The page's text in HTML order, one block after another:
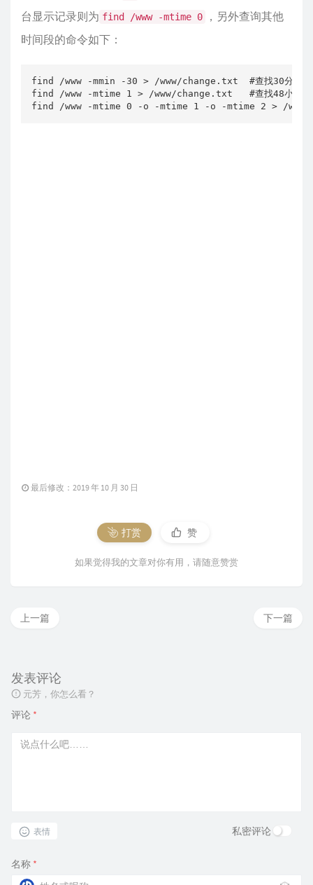
台显示记录则为 find /www -mtime 0
，另外查询其他
时间段的命令如下：
find /www -mmin -30 > /www/change.txt  #查找30分钟内最
find /www -mtime 1 > /www/change.txt   #查找48小时~24
find /www -mtime 0 -o -mtime 1 -o -mtime 2 > /www/
最后修改：2019 年 10 月 30 日
打赏 赞
如果觉得我的文章对你有用，请随意赞赏
下一篇
上一篇
发表评论
元芳，你怎么看？
评论 *
表情 私密评论
名称 *